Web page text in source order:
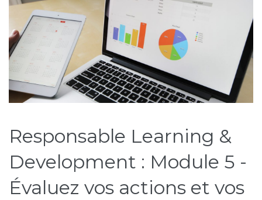
Responsable Learning &
Development : Module 5 -
Évaluez vos actions et vos